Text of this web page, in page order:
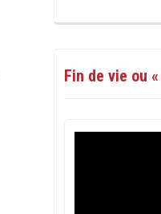
Fin de vie ou